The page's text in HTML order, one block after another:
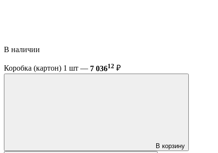
В наличии
Коробка (картон) 1 шт — 7 03612 ₽
В корзину